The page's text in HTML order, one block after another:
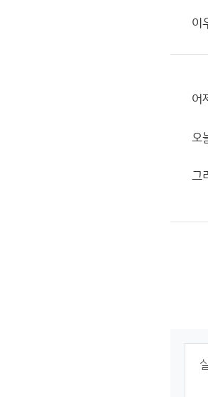
이
어
오
그